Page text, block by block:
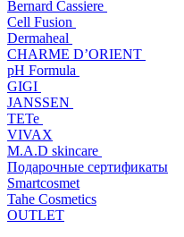
Bernard Cassiere
Cell Fusion
Dermaheal
CHARME D’ORIENT
pH Formula
GIGI
JANSSEN
TETe
VIVAX
M.A.D skincare
Подарочные сертификаты
Smartcosmet
Tahe Cosmetics
OUTLET